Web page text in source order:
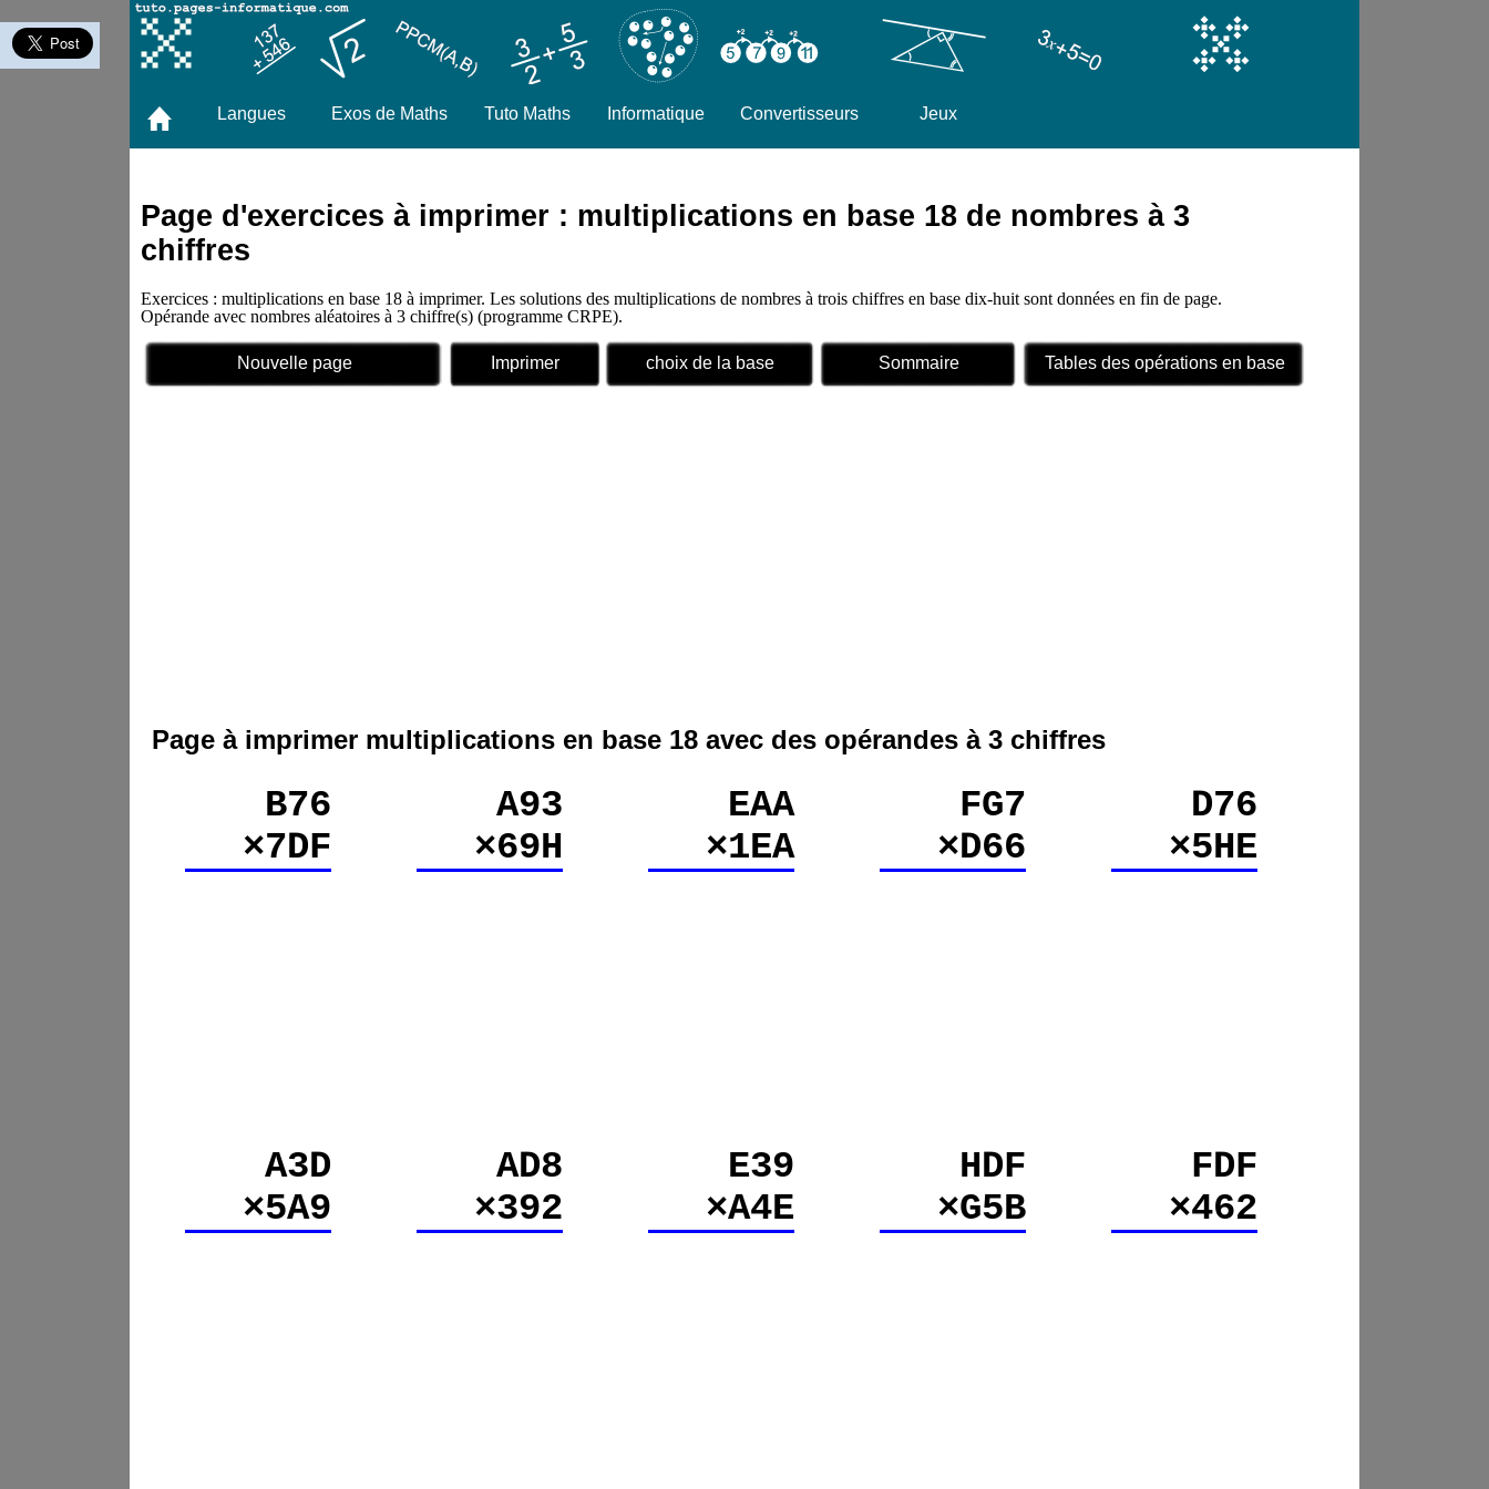
Langues Exos de Maths Tuto Maths Informatique Convertisseurs Jeux
Page d'exercices à imprimer : multiplications en base 18 de nombres à 3
chiffres
Exercices : multiplications en base 18 à imprimer. Les solutions des multiplications de nombres à trois chiffres en base dix-huit sont données en fin de page.
Opérande avec nombres aléatoires à 3 chiffre(s) (programme CRPE).
Nouvelle page Imprimer choix de la base Sommaire Tables des opérations en base
Page à imprimer multiplications en base 18 avec des opérandes à 3 chiffres
B76
×7DF
A93
×69H
EAA
×1EA
FG7
×D66
D76
×5HE
A3D
×5A9
AD8
×392
E39
×A4E
HDF
×G5B
FDF
×462